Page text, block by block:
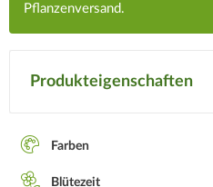
Pflanzenversand.
Produkteigenschaften
Farben
Blütezeit